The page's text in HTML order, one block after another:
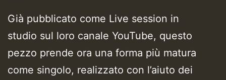
Già pubblicato come Live session in
studio sul loro canale YouTube, questo
pezzo prende ora una forma più matura
come singolo, realizzato con l’aiuto dei